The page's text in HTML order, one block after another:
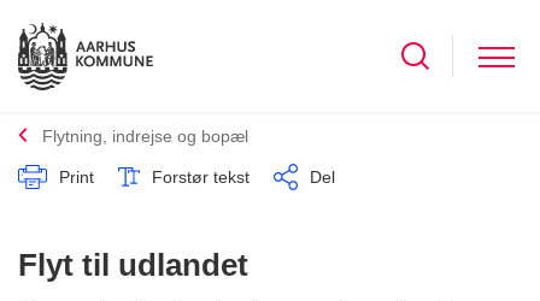
Flytning, indrejse og bopæl
Print Forstør tekst Del
Flyt til udlandet